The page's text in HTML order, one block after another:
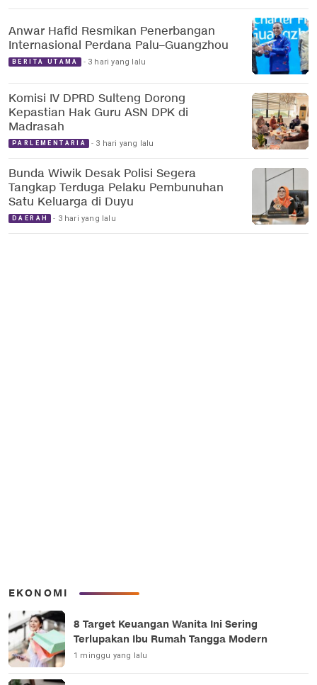
Anwar Hafid Resmikan Penerbangan
Internasional Perdana Palu–Guangzhou
BERITA UTAMA 3 hari yang lalu
Komisi IV DPRD Sulteng Dorong
Kepastian Hak Guru ASN DPK di
Madrasah
PARLEMENTARIA 3 hari yang lalu
Bunda Wiwik Desak Polisi Segera
Tangkap Terduga Pelaku Pembunuhan
Satu Keluarga di Duyu
DAERAH 3 hari yang lalu
EKONOMI
8 Target Keuangan Wanita Ini Sering
Terlupakan Ibu Rumah Tangga Modern
1 minggu yang lalu